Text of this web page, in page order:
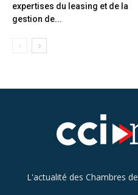
expertises du leasing et de la
gestion de...
L'actualité des Chambres